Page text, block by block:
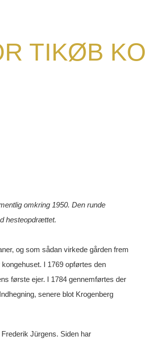
TIKØB
omkring 1950. Den runde
hesteopdrættet.
og som sådan virkede gården frem
I 1769 opførtes den
første ejer. I 1784 gennemførtes der
senere blot Krogenberg
Jürgens. Siden har